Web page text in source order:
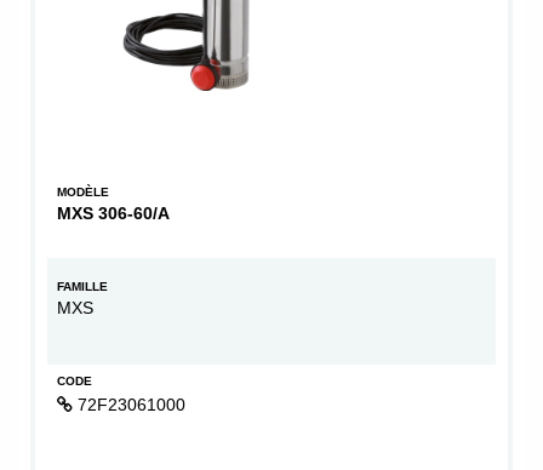
MODÈLE
MXS 306-60/A
FAMILLE
MXS
CODE
72F23061000